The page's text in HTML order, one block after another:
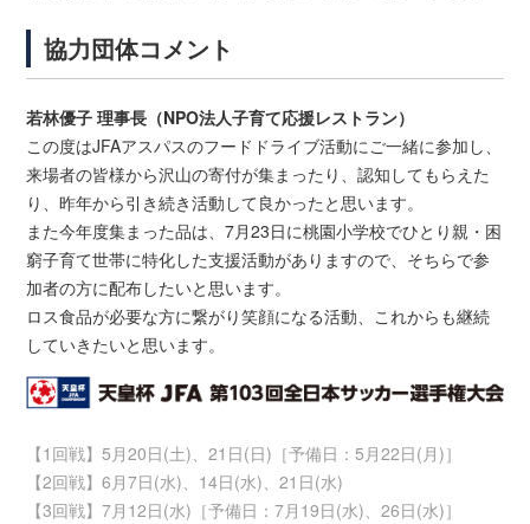
協力団体コメント
若林優子 理事長（NPO法人子育て応援レストラン）
この度はJFAアスパスのフードドライブ活動にご一緒に参加し、
来場者の皆様から沢山の寄付が集まったり、認知してもらえた
り、昨年から引き続き活動して良かったと思います。
また今年度集まった品は、7月23日に桃園小学校でひとり親・困
窮子育て世帯に特化した支援活動がありますので、そちらで参
加者の方に配布したいと思います。
ロス食品が必要な方に繋がり笑顔になる活動、これからも継続
していきたいと思います。
【1回戦】5月20日(土)、21日(日)［予備日：5月22日(月)］
【2回戦】6月7日(水)、14日(水)、21日(水)
【3回戦】7月12日(水)［予備日：7月19日(水)、26日(水)］